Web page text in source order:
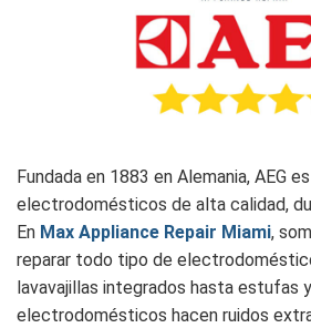
Fundada en 1883 en Alemania, AEG
electrodomésticos de alta calidad,
En Max Appliance Repair Miami,
reparar todo tipo de
lavavajillas integrados hasta estufas
electrodomésticos hacen ruidos